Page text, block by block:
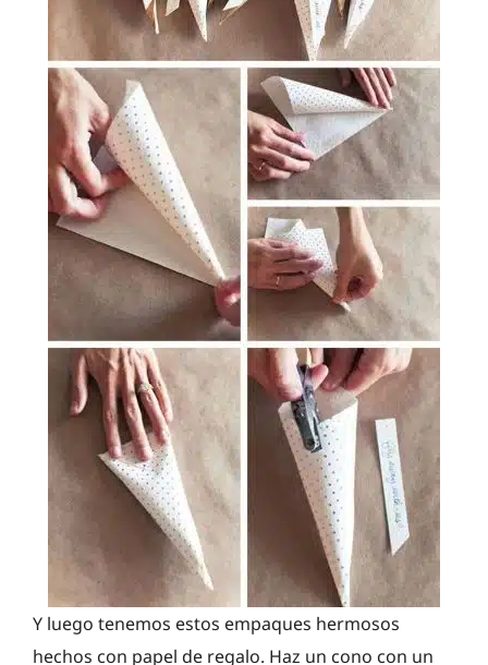
Y luego tenemos estos empaques hermosos
hechos con papel de regalo. Haz un cono con un